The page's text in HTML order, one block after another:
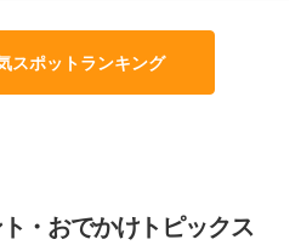
スポットランキング
・おでかけトピックス